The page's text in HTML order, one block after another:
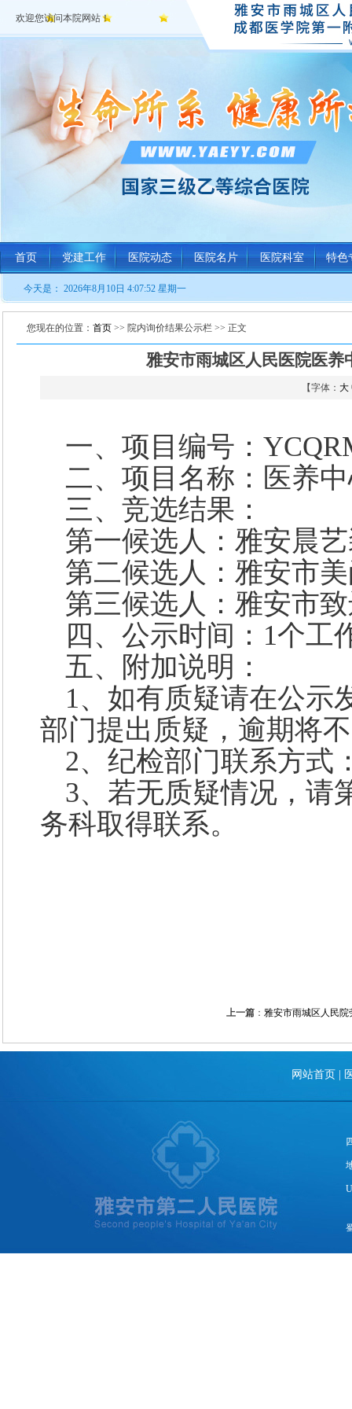
欢迎您访问本院网站！
首页 党建工作 医院动态 医院名片 医院科室 特色
今天是： 2026年8月10日 4:07:52 星期一
您现在的位置： 首页>> 院内询价结果公示栏 >> 正文
雅安市雨城区人民医院医养
【字体： 大
一、项目编号：
二、项目名称：医养
三、竞选结果：
第一候选人：雅安晨
第二候选人：雅安市
第三候选人：雅安市
四、公示时间： 1个工
五、附加说明：
1、如有质疑请在公示
部门提出质疑，逾期将
2、纪检部门联系方式
3、若无质疑情况，请
务科取得联系。
上一篇： 雅安市雨城区人民
网站首页